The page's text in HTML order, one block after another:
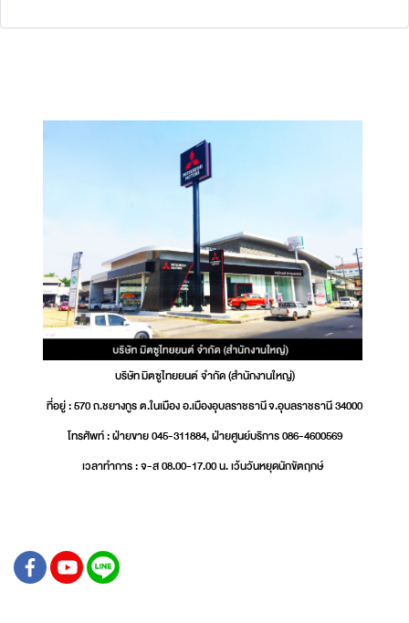
บริษัท มิตซูไทยยนต์ จำกัด (สำนักงานใหญ่)
ที่อยู่ : 570 ถ.ชยางกูร ต.ในเมือง อ.เมืองอุบลราชธานี จ.อุบลราชธานี 34000
โทรศัพท์ : ฝ่ายขาย 045-311884, ฝ่ายศูนย์บริการ 086-4600569
เวลาทำการ : จ-ส 08.00-17.00 น. เว้นวันหยุดนักขัตฤกษ์